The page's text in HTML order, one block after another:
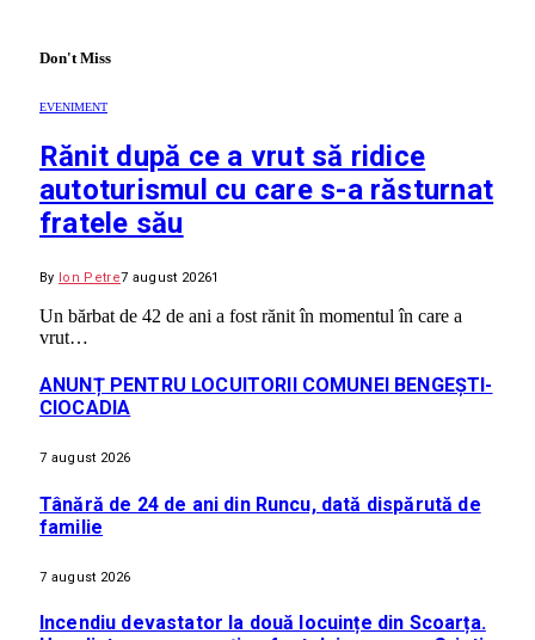
Don't Miss
EVENIMENT
Rănit după ce a vrut să ridice
autoturismul cu care s-a răsturnat
fratele său
By Ion Petre7 august 20261
Un bărbat de 42 de ani a fost rănit în momentul în care a
vrut…
ANUNȚ PENTRU LOCUITORII COMUNEI BENGEȘTI-
CIOCADIA
7 august 2026
Tânără de 24 de ani din Runcu, dată dispărută de
familie
7 august 2026
Incendiu devastator la două locuințe din Scoarța.